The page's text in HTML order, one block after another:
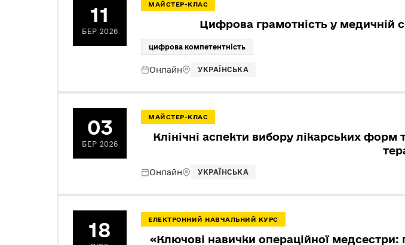
11
БЕР 2026
МАЙСТЕР-КЛАС
Цифрова грамотність у медичній
цифрова компетентність
Онлайн УКРАЇНСЬКА
03
БЕР 2026
МАЙСТЕР-КЛАС
Клінічні аспекти вибору лікарських
Онлайн УКРАЇНСЬКА
18 ЕЛЕКТРОННИЙ НАВЧАЛЬНИЙ КУРС
«Ключові навички операційної